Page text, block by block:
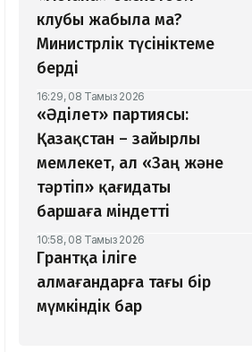
клубы жабыла ма?
Министрлік түсініктеме
берді
16:29, 08 Тамыз 2026
«Әділет» партиясы:
Қазақстан – зайырлы
мемлекет, ал «Заң және
тәртіп» қағидаты
баршаға міндетті
10:58, 08 Тамыз 2026
Грантқа іліге
алмағандарға тағы бір
мүмкіндік бар